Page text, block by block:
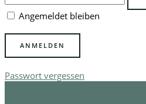
Angemeldet bleiben
Passwort vergessen